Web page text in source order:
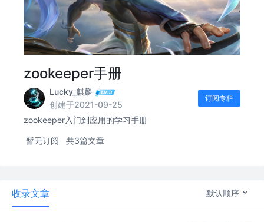
zookeeper手册
Lucky_麒麟
创建于2021-09-25
订阅专栏
zookeeper入门到应用的学习手册
暂无订阅 共3篇文章
收录文章 默认顺序